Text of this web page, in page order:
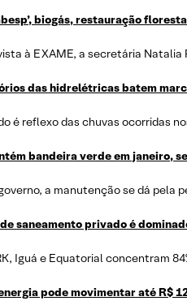
biogás, restauração
à EXAME, a secretária Natalia
das hidrelétricas batem
é reflexo das chuvas ocorridas
bandeira verde em janeiro,
a manutenção se dá pela
saneamento privado é
Iguá e Equatorial concentram
pode movimentar até R$